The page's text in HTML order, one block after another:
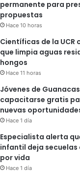
permanente para
propuestas
Hace 10 horas
Científicas de la
que limpia aguas
hongos
Hace 11 horas
Jóvenes de
capacitarse gratis
nuevas
Hace 1 día
Especialista alerta
infantil deja secuelas
por vida
Hace 1 día